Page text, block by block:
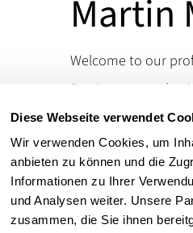
Diese Webseite verwendet
Wir verwenden Cookies, um
anbieten zu können und die
Informationen zu Ihrer
und Analysen weiter. Unsere
zusammen, die Sie ihnen
Martin
Welcome to our
Passion meets
with us that make
If you have any
Product range: